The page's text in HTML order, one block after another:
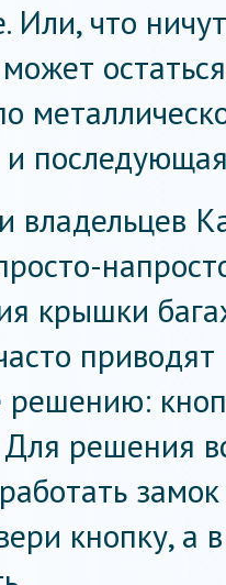
Или, что
владельцев
крышки
решения
кнопку, а